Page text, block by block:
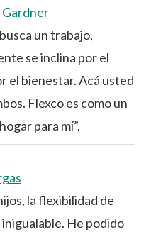
un trabajo,
se inclina por el
el bienestar. Acá usted
Flexco es como un
para mí”.
la flexibilidad de
inigualable. He podido